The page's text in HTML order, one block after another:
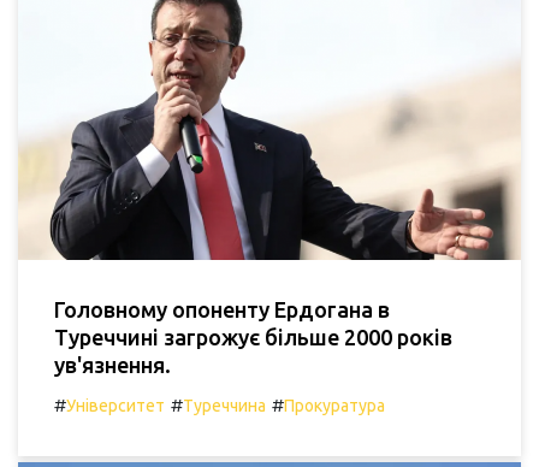
Головному опоненту Ердогана в
Туреччині загрожує більше 2000 років
ув'язнення.
#Університет #Туреччина #Прокуратура